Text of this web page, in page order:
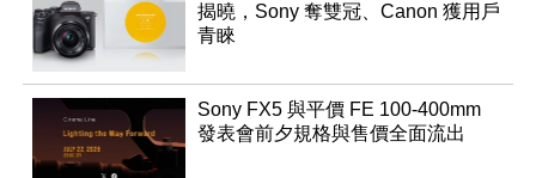
揭曉，Sony 奪雙冠、Canon 獲用戶
青睞
Sony FX5 與平價 FE 100-400mm
發表會前夕規格與售價全面流出